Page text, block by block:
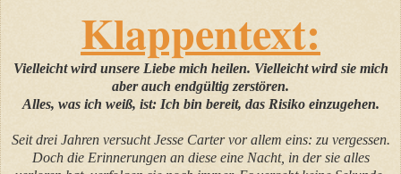
Klappentext:
Vielleicht wird unsere Liebe mich heilen. Vielleicht wird sie mich
aber auch endgültig zerstören.
Alles, was ich weiß, ist: Ich bin bereit, das Risiko einzugehen.
Seit drei Jahren versucht Jesse Carter vor allem eins: zu vergessen.
Doch die Erinnerungen an diese eine Nacht, in der sie alles